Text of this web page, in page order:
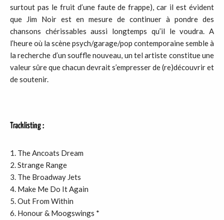
surtout pas le fruit d’une faute de frappe), car il est évident
que Jim Noir est en mesure de continuer à pondre des
chansons chérissables aussi longtemps qu’il le voudra. A
l’heure où la scène psych/garage/pop contemporaine semble à
la recherche d’un souffle nouveau, un tel artiste constitue une
valeur sûre que chacun devrait s’empresser de (re)découvrir et
de soutenir.
Tracklisting :
The Ancoats Dream
Strange Range
The Broadway Jets
Make Me Do It Again
Out From Within
Honour & Moogswings *